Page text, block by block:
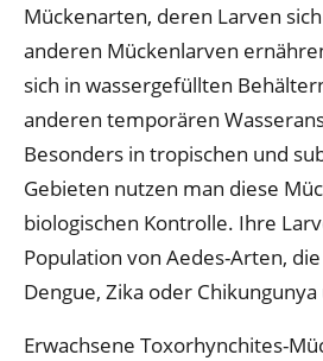
Mückenarten, deren Larven
anderen Mückenlarven
sich in wassergefüllten
anderen temporären
Besonders in tropischen und
Gebieten nutzen man diese
biologischen Kontrolle. Ihre
Population von Aedes-Arten,
Dengue, Zika oder
Erwachsene Toxorhynchites-